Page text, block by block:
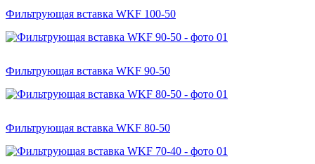
Фильтрующая вставка WKF 100-50
Фильтрующая вставка WKF 90-50
Фильтрующая вставка WKF 80-50